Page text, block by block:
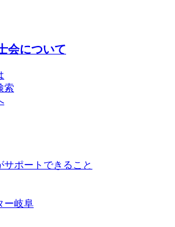
会について
索
ポートできること
ー岐阜